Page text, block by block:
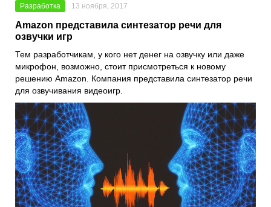
Разработка 13 ноября, 2017
Amazon представила синтезатор речи для
озвучки игр
Тем разработчикам, у кого нет денег на озвучку или даже
микрофон, возможно, стоит присмотреться к новому
решению Amazon. Компания представила синтезатор речи
для озвучивания видеоигр.